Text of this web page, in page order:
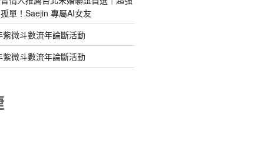
單！Saejin 專屬AI女友
微斗數流年論斷活動
微斗數流年論斷活動